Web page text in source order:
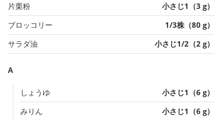
片栗粉
小さじ1（3 g）
ブロッコリー
1/3株（80 g）
サラダ油
小さじ1/2（2 g）
A
しょうゆ
小さじ1（6 g）
みりん
小さじ1（6 g）